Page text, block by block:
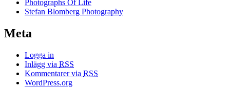
Photographs Of Life
Stefan Blomberg Photography
Meta
Logga in
Inlägg via RSS
Kommentarer via RSS
WordPress.org